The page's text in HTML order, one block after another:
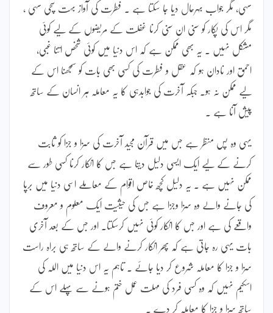
سہی، مگر جواب بہرحال دیا جا سکتا ہے ۔ فطرت کی آواز بہت سچی سہی ،
مگر اس کی پکار کو سنی ان سنی کرنا غفلت کے مریضوں کے لیے کوئی
مشکل نہیں ۔ یہ بھی ممکن ہے کہ اس دنیا میں کوئی شخص اتنا غبی،
احمق اور نادان ہو کہ عقل و فطرت کی کسی بھی بات کو سمجھنا اس کے
لیے ممکن نہ ہو۔ جبکہ آخرت کی جوابدہی کا یہ معاملہ ہر انسان کے ساتھ
پیش آنا ہے ۔
یہی وہ پس منظر ہے جس میں قرآن مجید آخرت کی سزا و جزا کو ثابت
کرنے کے لیے ایک ایسی دلیل دیتا ہے جس کا انکار کرنا کسی طور سے
ممکن نہیں ہے ۔ یہ دلیل کچھ خاص اقوام کے معاملے اسی دنیا میں برپا
کی جانے والے وہ سزا وجزا ہے جس کی حیثیت ایک معلوم و معروف
واقعے کی ہے اور جس کا انکار کوئی نہیں کرسکتا۔ اور جس کے بعد آخری
بات یہی رہ جاتی ہے کہ پھر انکار کرنے والے کے ساتھ ہی براہ راست
سزا و جزا کا معاملہ شروع کر دیا جائے ۔ تاہم یہ اس دنیا میں اللہ کی
اسکیم نہیں کہ وہ کسی فرد کی مہلت عمل ختم ہونے سے پہلے اس کے
ساتھ سزا و جزا کا معاملہ کر دے ۔